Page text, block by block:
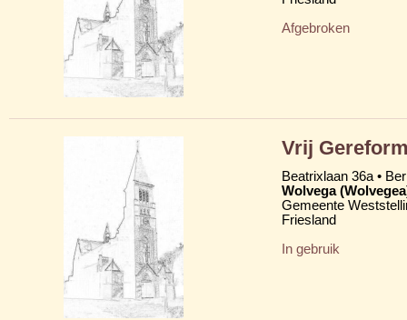
Afgebroken
Vrij
Beatrixlaan 36a •
Wolvega
Gemeente
Friesland
In gebruik